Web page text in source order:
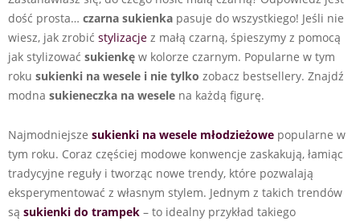
dość prosta… czarna sukienka pasuje do wszystkiego! Jeśli nie
wiesz, jak zrobić stylizacje z małą czarną, śpieszymy z pomocą
jak stylizować sukienkę w kolorze czarnym. Popularne w tym
roku sukienki na wesele i nie tylko zobacz bestsellery. Znajdź
modna sukieneczka na wesele na każdą figurę.
Najmodniejsze sukienki na wesele młodzieżowe popularne w
tym roku. Coraz częściej modowe konwencje zaskakują, łamiąc
tradycyjne reguły i tworząc nowe trendy, które pozwalają
eksperymentować z własnym stylem. Jednym z takich trendów
są sukienki do trampek – to idealny przykład takiego